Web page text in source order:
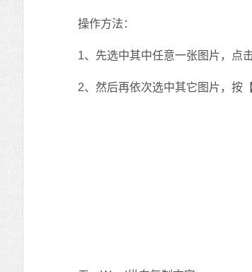
操作方法：
1、先选中其中任意一张图片，点击
2、然后再依次选中其它图片，按【